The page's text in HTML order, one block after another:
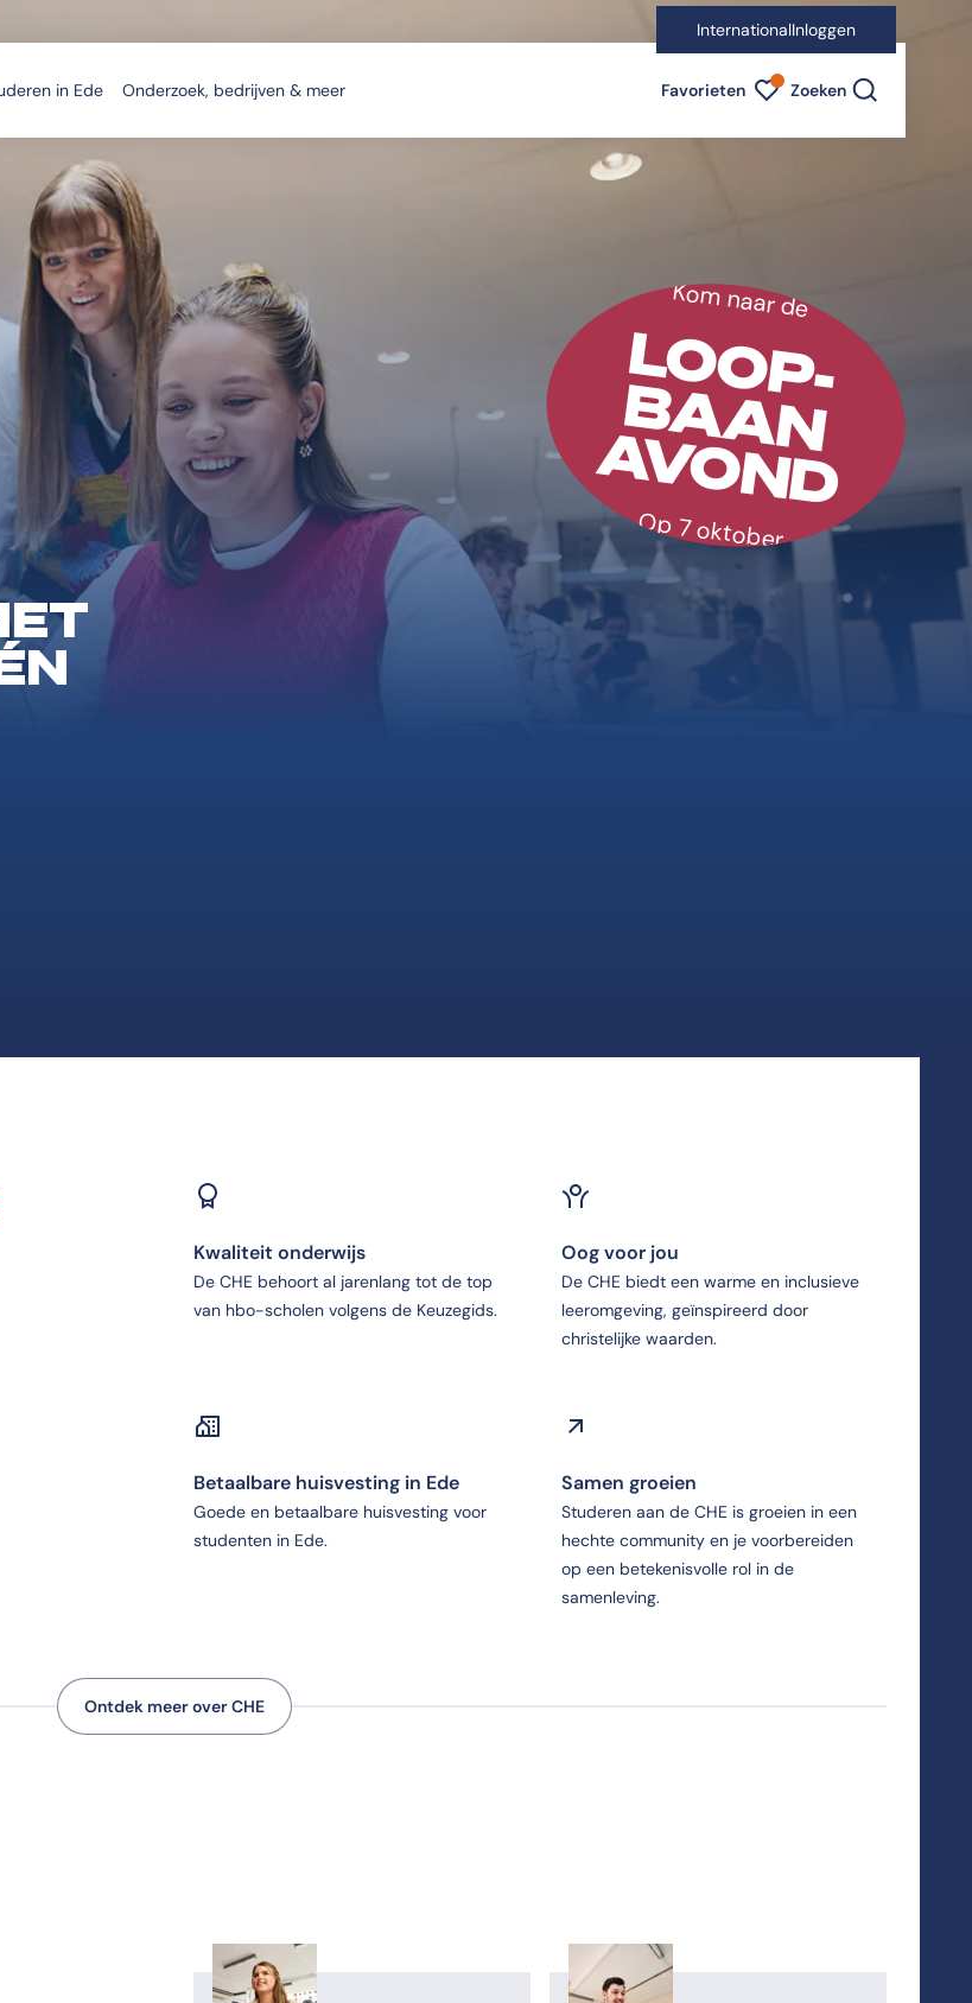
InternationalInloggen
in Ede Onderzoek, bedrijven & meer Favorieten Favorieten indicator
Zoeken
Kom naar de
LOOP-
BAAN
AVOND
Op 7 oktober
Kwaliteit onderwijs
De CHE behoort al jarenlang tot de top
van hbo-scholen volgens de Keuzegids.
Oog voor jou
De CHE biedt een warme en inclusieve
leeromgeving, geïnspireerd door
christelijke waarden.
Betaalbare huisvesting in Ede
Goede en betaalbare huisvesting voor
studenten in Ede.
Samen groeien
Studeren aan de CHE is groeien in een
hechte community en je voorbereiden
op een betekenisvolle rol in de
samenleving.
Ontdek meer over CHE